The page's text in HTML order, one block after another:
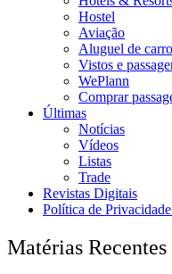
Hostel
Aviação
Aluguel de
Vistos e
WePlann
Comprar
Últimas
Notícias
Vídeos
Listas
Trade
Revistas Digitais
Política de
Matérias Recentes